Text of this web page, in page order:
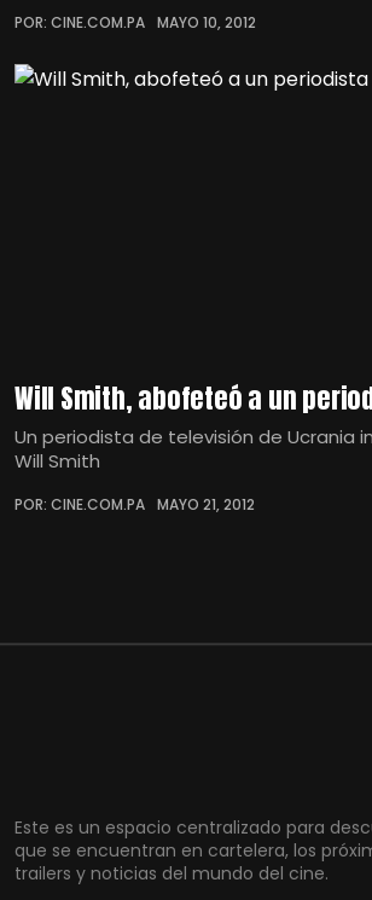
POR: CINE.COM.PA MAYO 10, 2012
Will Smith, abofeteó a un
Un periodista de televisión de Ucrania
Will Smith
POR: CINE.COM.PA MAYO 21, 2012
Este es un espacio centralizado para
que se encuentran en cartelera, los
trailers y noticias del mundo del cine.